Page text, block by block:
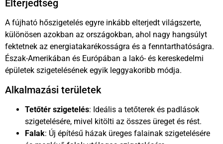
Elterjedtség
A fújható hőszigetelés egyre inkább elterjedt világszerte,
különösen azokban az országokban, ahol nagy hangsúlyt
fektetnek az energiatakarékosságra és a fenntarthatóságra.
Észak-Amerikában és Európában a lakó- és kereskedelmi
épületek szigetelésének egyik leggyakoribb módja.
Alkalmazási területek
Tetőtér szigetelés: Ideális a tetőterek és padlások
szigetelésére, mivel kitölti az összes üreget és rést.
Falak: Új építésű házak üreges falainak szigetelésére